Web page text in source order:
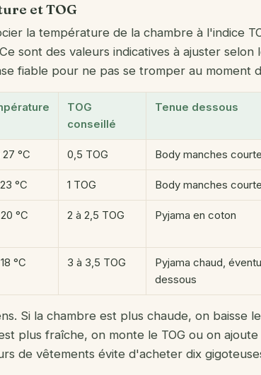
et TOG
la température de la chambre à l'indice
sont des valeurs indicatives à ajuster selon
fiable pour ne pas se tromper au moment
TOG
conseillé
Tenue dessous
°C 0,5 TOG Body manches
°C 1 TOG Body manches
°C 2 à 2,5 TOG Pyjama en coton
°C 3 à 3,5 TOG
Pyjama chaud,
dessous
Si la chambre est plus chaude, on baisse
plus fraîche, on monte le TOG ou on
de vêtements évite d'acheter dix